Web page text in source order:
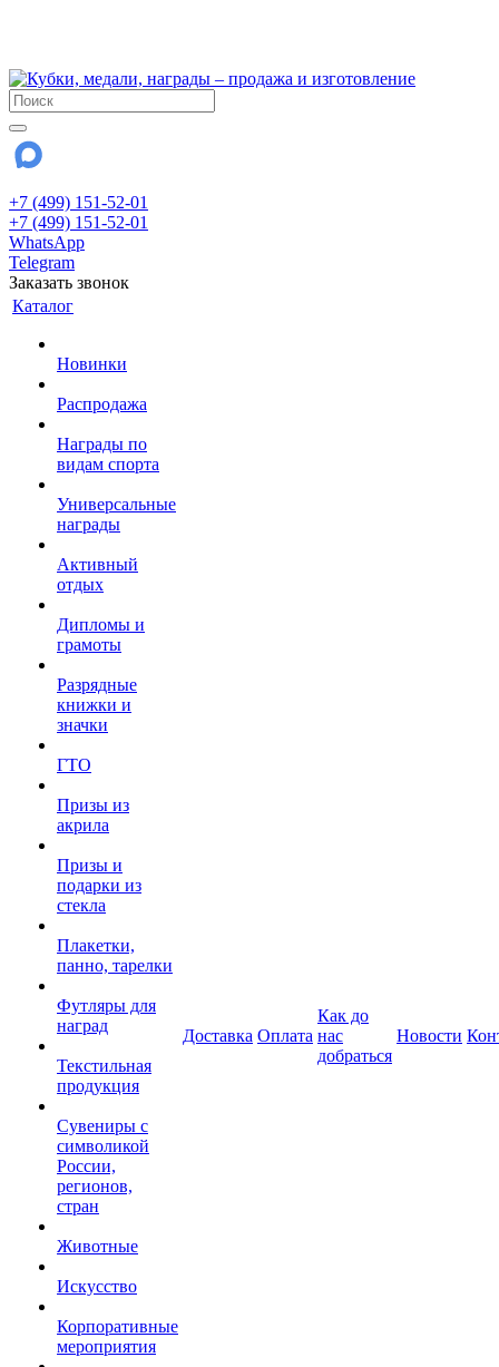
+7 (499) 151-52-01
+7 (499) 151-52-01
WhatsApp
Telegram
Заказать звонок
Каталог
Новинки
Распродажа
Награды по
видам спорта
Универсальные
награды
Активный
отдых
Дипломы и
грамоты
Разрядные
книжки и
значки
ГТО
Призы из
акрила
Призы и
подарки из
стекла
Плакетки,
панно, тарелки
Футляры для
наград
Текстильная
продукция
Сувениры с
символикой
России,
регионов,
стран
Животные
Искусство
Корпоративные
мероприятия
Доставка Оплата
Как до
нас
добраться
Новости